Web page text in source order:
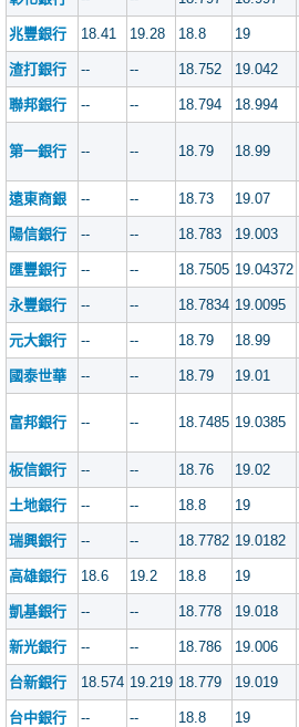
兆豐銀行 18.41 19.28 18.8 19
渣打銀行 -- -- 18.752 19.042
聯邦銀行 -- -- 18.794 18.994
第一銀行 -- -- 18.79 18.99
遠東商銀 -- -- 18.73 19.07
陽信銀行 -- -- 18.783 19.003
匯豐銀行 -- -- 18.7505 19.04372
永豐銀行 -- -- 18.7834 19.0095
元大銀行 -- -- 18.79 18.99
國泰世華 -- -- 18.79 19.01
富邦銀行 -- -- 18.7485 19.0385
板信銀行 -- -- 18.76 19.02
土地銀行 -- -- 18.8 19
瑞興銀行 -- -- 18.7782 19.0182
高雄銀行 18.6 19.2 18.8 19
凱基銀行 -- -- 18.778 19.018
新光銀行 -- -- 18.786 19.006
台新銀行 18.574 19.219 18.779 19.019
台中銀行 -- -- 18.8 19